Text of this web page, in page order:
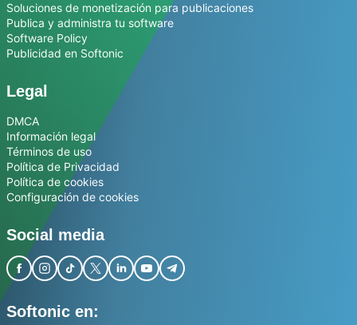
Soluciones de monetización para publicaciones
Publica y administra tu software
Software Policy
Publicidad en Softonic
Legal
DMCA
Información legal
Términos de uso
Política de Privacidad
Política de cookies
Configuración de cookies
Social media
Softonic en: